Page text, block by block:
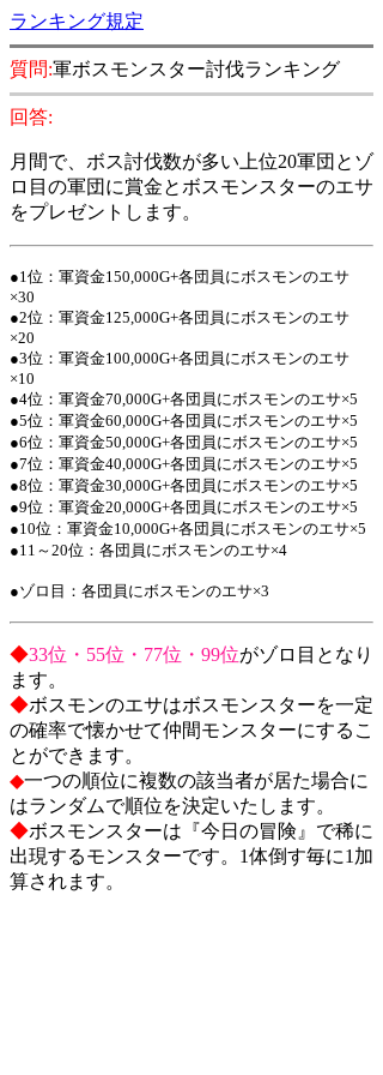
ランキング規定
質問:軍ボスモンスター討伐ランキング
回答:
月間で、ボス討伐数が多い上位20軍団とゾ
ロ目の軍団に賞金とボスモンスターのエサ
をプレゼントします。
●1位：軍資金150,000G+各団員にボスモンのエサ
×30
●2位：軍資金125,000G+各団員にボスモンのエサ
×20
●3位：軍資金100,000G+各団員にボスモンのエサ
×10
●4位：軍資金70,000G+各団員にボスモンのエサ×5
●5位：軍資金60,000G+各団員にボスモンのエサ×5
●6位：軍資金50,000G+各団員にボスモンのエサ×5
●7位：軍資金40,000G+各団員にボスモンのエサ×5
●8位：軍資金30,000G+各団員にボスモンのエサ×5
●9位：軍資金20,000G+各団員にボスモンのエサ×5
●10位：軍資金10,000G+各団員にボスモンのエサ×5
●11～20位： 各団員にボスモンのエサ×4
●ゾロ目：各団員にボスモンのエサ×3
◆33位・55位・77位・99位がゾロ目となり
ます。
◆ボスモンのエサはボスモンスターを一定
の確率で懐かせて仲間モンスターにするこ
とができます。
◆一つの順位に複数の該当者が居た場合に
はランダムで順位を決定いたします。
◆ボスモンスターは『今日の冒険』で稀に
出現するモンスターです。1体倒す毎に1加
算されます。